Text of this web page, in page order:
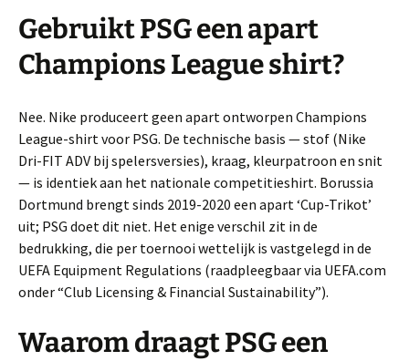
Gebruikt PSG een apart
Champions League shirt?
Nee. Nike produceert geen apart ontworpen Champions
League-shirt voor PSG. De technische basis — stof (Nike
Dri-FIT ADV bij spelersversies), kraag, kleurpatroon en snit
— is identiek aan het nationale competitieshirt. Borussia
Dortmund brengt sinds 2019-2020 een apart ‘Cup-Trikot’
uit; PSG doet dit niet. Het enige verschil zit in de
bedrukking, die per toernooi wettelijk is vastgelegd in de
UEFA Equipment Regulations (raadpleegbaar via UEFA.com
onder “Club Licensing & Financial Sustainability”).
Waarom draagt PSG een